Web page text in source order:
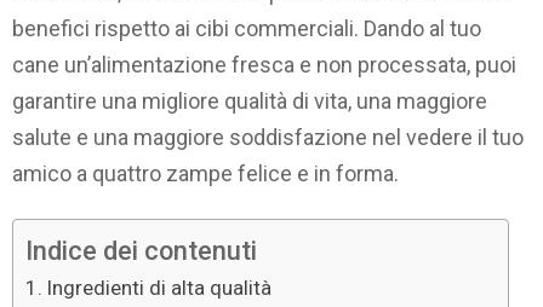
benefici rispetto ai cibi commerciali. Dando al tuo
cane un’alimentazione fresca e non processata, puoi
garantire una migliore qualità di vita, una maggiore
salute e una maggiore soddisfazione nel vedere il tuo
amico a quattro zampe felice e in forma.
Indice dei contenuti
Ingredienti di alta qualità